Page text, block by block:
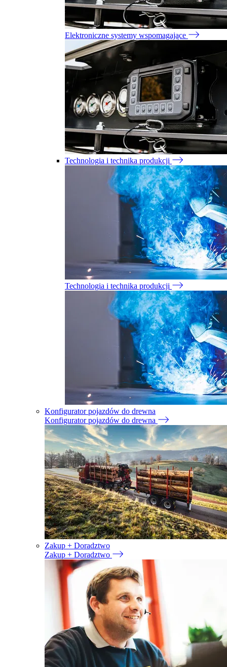
Elektroniczne systemy wspomagające
Technologia i technika produkcji
Technologia i technika produkcji
Konfigurator pojazdów do drewna
Konfigurator pojazdów do drewna
Zakup + Doradztwo
Zakup + Doradztwo